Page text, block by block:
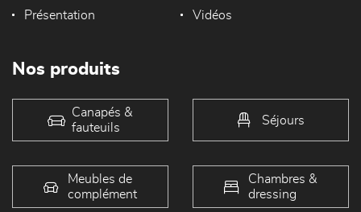
Présentation Vidéos
Nos produits
Canapés &
fauteuils
Séjours
Meubles de
complément
Chambres &
dressing